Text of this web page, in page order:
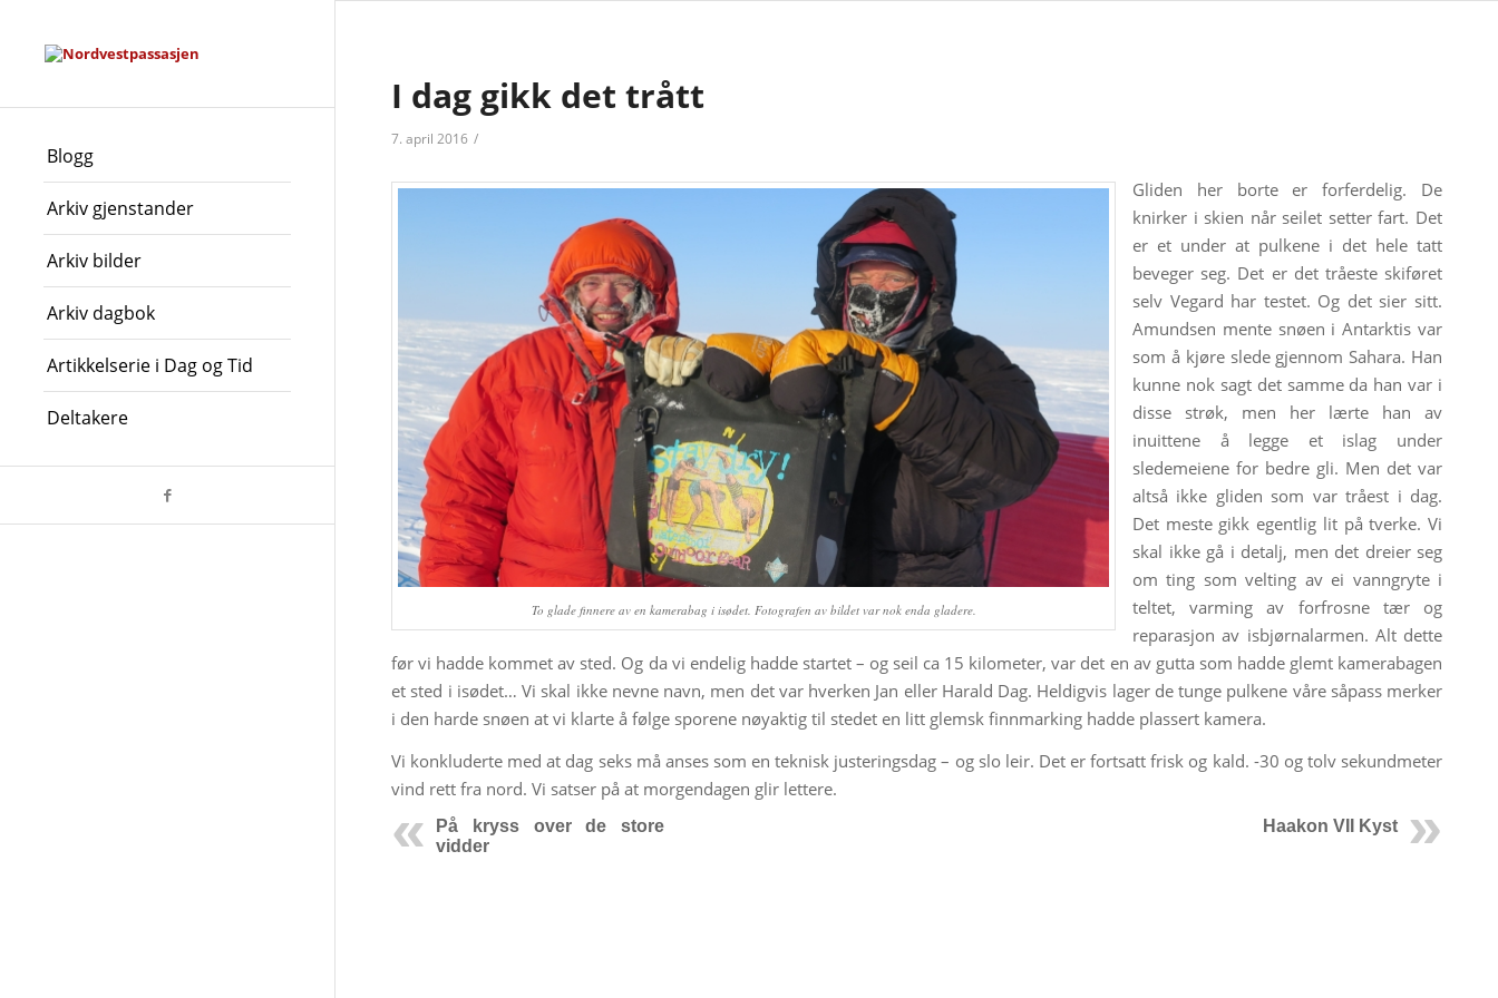
Blogg
Arkiv gjenstander
Arkiv bilder
Arkiv dagbok
Artikkelserie i Dag og Tid
Deltakere
I dag gikk det trått
7. april 2016 /
To glade finnere av en kamerabag i isødet. Fotografen av bildet var nok enda gladere.
Gliden her borte er forferdelig. De
knirker i skien når seilet setter fart. Det
er et under at pulkene i det hele tatt
beveger seg. Det er det tråeste skiføret
selv Vegard har testet. Og det sier sitt.
Amundsen mente snøen i Antarktis var
som å kjøre slede gjennom Sahara. Han
kunne nok sagt det samme da han var i
disse strøk, men her lærte han av
inuittene å legge et islag under
sledemeiene for bedre gli. Men det var
altså ikke gliden som var tråest i dag.
Det meste gikk egentlig lit på tverke. Vi
skal ikke gå i detalj, men det dreier seg
om ting som velting av ei vanngryte i
teltet, varming av forfrosne tær og
reparasjon av isbjørnalarmen. Alt dette
før vi hadde kommet av sted. Og da vi endelig hadde startet – og seil ca 15 kilometer, var det en av gutta som hadde glemt kamerabagen
et sted i isødet… Vi skal ikke nevne navn, men det var hverken Jan eller Harald Dag. Heldigvis lager de tunge pulkene våre såpass merker
i den harde snøen at vi klarte å følge sporene nøyaktig til stedet en litt glemsk finnmarking hadde plassert kamera.
Vi konkluderte med at dag seks må anses som en teknisk justeringsdag – og slo leir. Det er fortsatt frisk og kald. -30 og tolv sekundmeter
vind rett fra nord. Vi satser på at morgendagen glir lettere.
På kryss over de store
vidder
Haakon VII Kyst